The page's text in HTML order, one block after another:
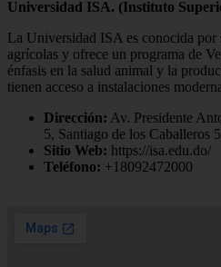
Universidad ISA. (Instituto
La Universidad ISA es conocida por
agrícolas y ofrece un programa de
énfasis en la salud animal y la
tienen acceso a instalaciones
Dirección: Av. Presidente
5, Santiago de los Caballeros
Sitio Web: https://isa.edu.do/
Teléfono: +18092472000